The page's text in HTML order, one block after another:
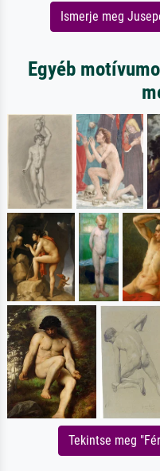
Ismerje meg
Egyéb
Tekintse meg